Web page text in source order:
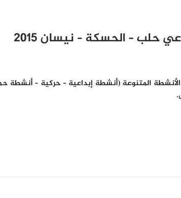
– الحسكة – نيسان 2015
المتنوعة (أنشطة إبداعية – حركية – أنشطة